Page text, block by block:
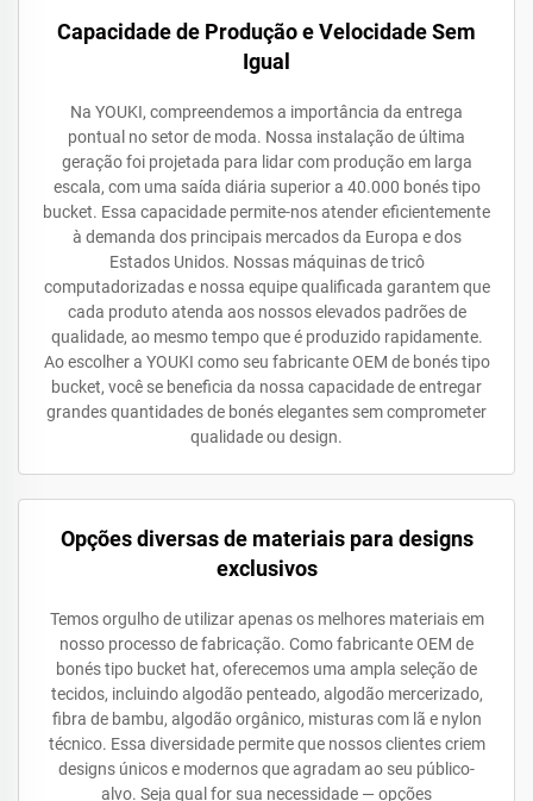
Capacidade de Produção e Velocidade Sem
Igual
Na YOUKI, compreendemos a importância da entrega
pontual no setor de moda. Nossa instalação de última
geração foi projetada para lidar com produção em larga
escala, com uma saída diária superior a 40.000 bonés tipo
bucket. Essa capacidade permite-nos atender eficientemente
à demanda dos principais mercados da Europa e dos
Estados Unidos. Nossas máquinas de tricô
computadorizadas e nossa equipe qualificada garantem que
cada produto atenda aos nossos elevados padrões de
qualidade, ao mesmo tempo que é produzido rapidamente.
Ao escolher a YOUKI como seu fabricante OEM de bonés tipo
bucket, você se beneficia da nossa capacidade de entregar
grandes quantidades de bonés elegantes sem comprometer
qualidade ou design.
Opções diversas de materiais para designs
exclusivos
Temos orgulho de utilizar apenas os melhores materiais em
nosso processo de fabricação. Como fabricante OEM de
bonés tipo bucket hat, oferecemos uma ampla seleção de
tecidos, incluindo algodão penteado, algodão mercerizado,
fibra de bambu, algodão orgânico, misturas com lã e nylon
técnico. Essa diversidade permite que nossos clientes criem
designs únicos e modernos que agradam ao seu público-
alvo. Seja qual for sua necessidade — opções